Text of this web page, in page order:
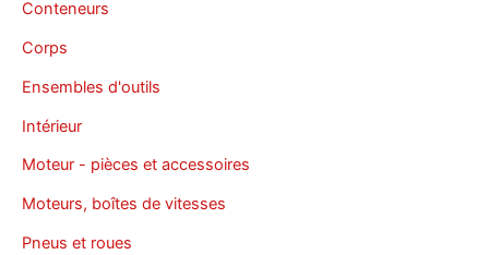
Conteneurs
Corps
Ensembles d'outils
Intérieur
Moteur - pièces et accessoires
Moteurs, boîtes de vitesses
Pneus et roues